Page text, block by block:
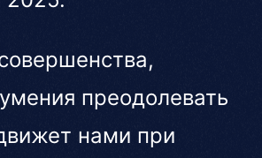
преодолевать
нами при